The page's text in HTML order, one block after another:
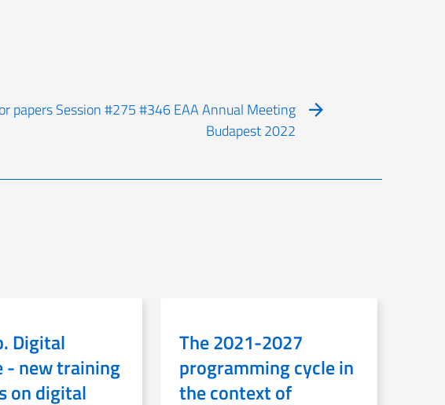
papers Session #275 #346 EAA Annual Meeting
Budapest 2022
Digital
- new training
on digital
The 2021-2027
programming cycle in
the context of